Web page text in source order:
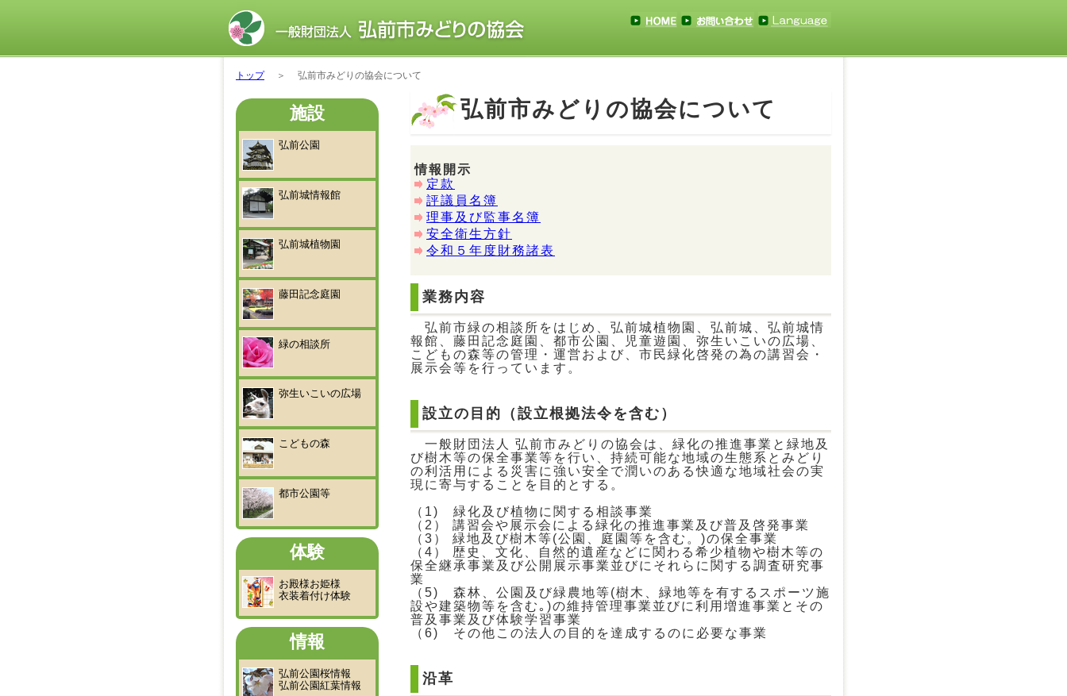
トップ ＞ 弘前市みどりの協会について
施設
弘前公園
弘前城情報館
弘前城植物園
藤田記念庭園
緑の相談所
弥生いこいの広場
こどもの森
都市公園等
体験
お殿様お姫様
衣装着付け体験
情報
弘前公園桜情報
弘前公園紅葉情報
弘前市みどりの協会について
情報開示
定款
評議員名簿
理事及び監事名簿
安全衛生方針
令和５年度財務諸表
業務内容
弘前市緑の相談所をはじめ、弘前城植物園、弘前城、弘前城情
報館、藤田記念庭園、都市公園、児童遊園、弥生いこいの広場、
こどもの森等の管理・運営および、市民緑化啓発の為の講習会・
展示会等を行っています。
設立の目的（設立根拠法令を含む）
一般財団法人 弘前市みどりの協会は、緑化の推進事業と緑地及
び樹木等の保全事業等を行い、持続可能な地域の生態系とみどり
の利活用による災害に強い安全で潤いのある快適な地域社会の実
現に寄与することを目的とする。
（1) 緑化及び植物に関する相談事業
（2） 講習会や展示会による緑化の推進事業及び普及啓発事業
（3） 緑地及び樹木等(公園、庭園等を含む。)の保全事業
（4） 歴史、文化、自然的遺産などに関わる希少植物や樹木等の
保全継承事業及び公開展示事業並びにそれらに関する調査研究事
業
（5) 森林、公園及び緑農地等(樹木、緑地等を有するスポーツ施
設や建築物等を含む｡)の維持管理事業並びに利用増進事業とその
普及事業及び体験学習事業
（6) その他この法人の目的を達成するのに必要な事業
沿革